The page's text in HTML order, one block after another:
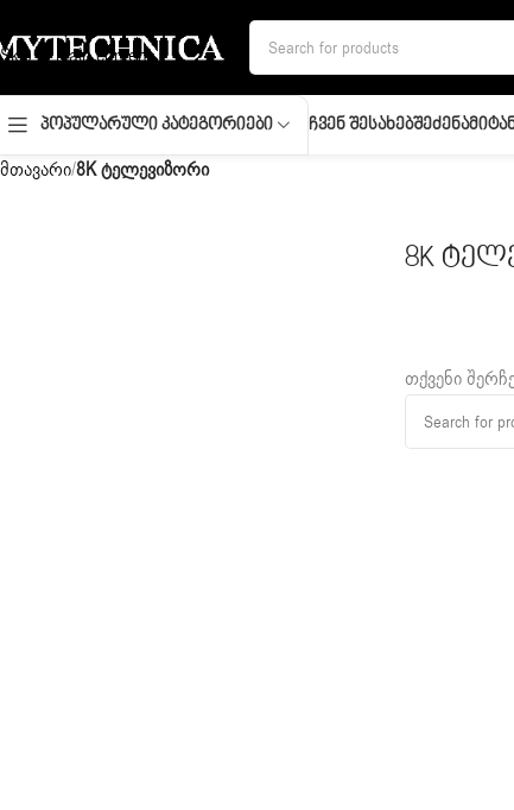
Skip to main content
Პოპულარული Კატეგორიები Ჩვენ ᲨესახებᲨეძენა
მთავარი/8K ტელევიზორი
8K
თქვენი